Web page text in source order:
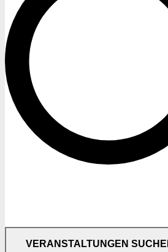
VERANSTALTUNGEN